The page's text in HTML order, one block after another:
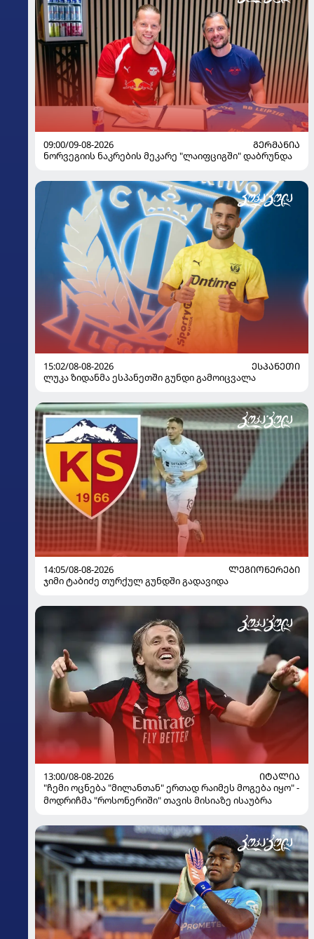
09:00/09-08-2026
ᲒᲔᲠᲛᲐᲜᲘᲐ
ნორვეგიის ნაკრების მეკარე "ლაიფციგში" დაბრუნდა
15:02/08-08-2026
ᲔᲡᲞᲐᲜᲔᲗᲘ
ლუკა ზიდანმა ესპანეთში გუნდი გამოიცვალა
14:05/08-08-2026
ᲚᲔᲒᲘᲝᲜᲔᲠᲔᲑᲘ
ჯიმი ტაბიძე თურქულ გუნდში გადავიდა
13:00/08-08-2026
ᲘᲢᲐᲚᲘᲐ
"ჩემი ოცნება "მილანთან" ერთად რაიმეს მოგება იყო" -
მოდრიჩმა "როსონერიში" თავის მისიაზე ისაუბრა